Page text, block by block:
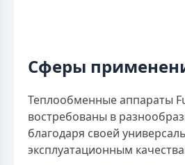
Сферы
Теплообменные аппараты
востребованы в
благодаря своей
эксплуатационным